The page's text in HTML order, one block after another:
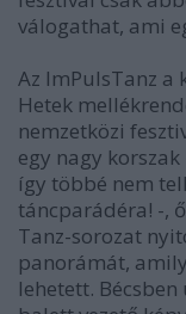
válogathat, ami
Az ImPulsTanz a
Hetek
nemzetközi
egy nagy korszak
így többé nem
táncparádéra! -,
Tanz-sorozat
panorámát,
lehetett.